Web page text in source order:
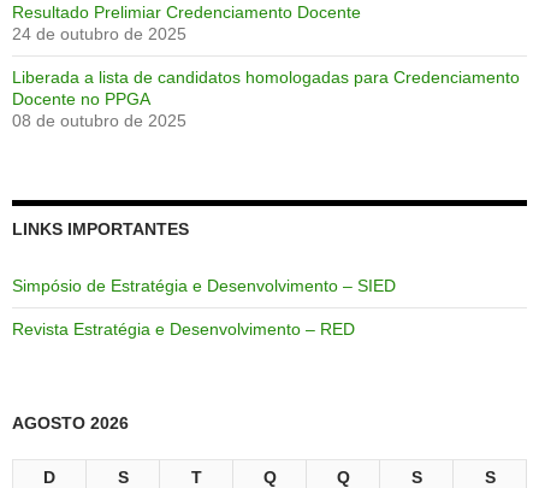
Resultado Prelimiar Credenciamento Docente
24 de outubro de 2025
Liberada a lista de candidatos homologadas para Credenciamento
Docente no PPGA
08 de outubro de 2025
LINKS IMPORTANTES
Simpósio de Estratégia e Desenvolvimento – SIED
Revista Estratégia e Desenvolvimento – RED
AGOSTO 2026
D S T Q Q S
S